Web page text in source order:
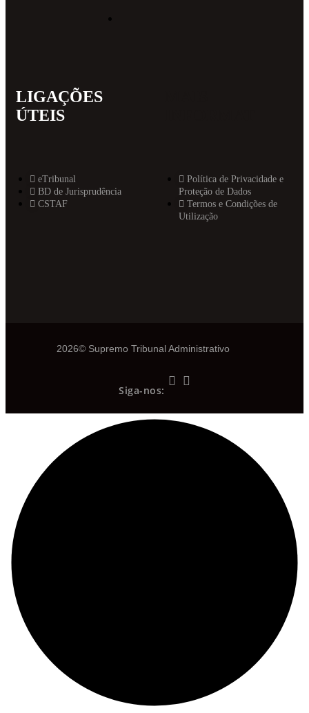
LIGAÇÕES
ÚTEIS
eTribunal
BD de Jurisprudência
CSTAF
Política de Privacidade e
Proteção de Dados
Termos e Condições de
Utilização
2026© Supremo Tribunal Administrativo
Siga-nos: